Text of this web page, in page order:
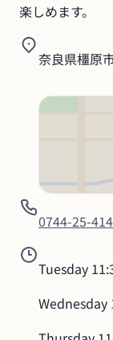
楽しめます。
奈良県橿原
0744-25-
Tuesday
Wednesday